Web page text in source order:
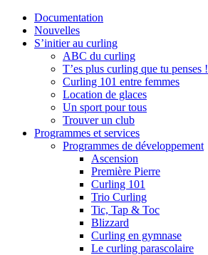
Documentation
Nouvelles
S’initier au curling
ABC du curling
T’es plus curling que tu penses !
Curling 101 entre femmes
Location de glaces
Un sport pour tous
Trouver un club
Programmes et services
Programmes de développement
Ascension
Première Pierre
Curling 101
Trio Curling
Tic, Tap & Toc
Blizzard
Curling en gymnase
Le curling parascolaire